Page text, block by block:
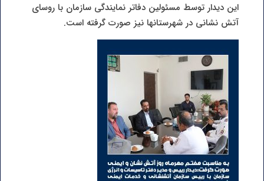
این دیدار توسط مسئولین دفاتر نمایندگی سازمان با روسای
آتش نشانی در شهرستانها نیز صورت گرفته است.